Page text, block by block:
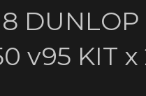
DUNLOP
v95 KIT x